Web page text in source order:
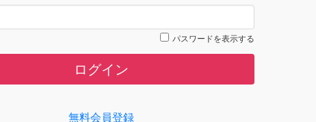
パスワードを表示する
ログイン
無料会員登録